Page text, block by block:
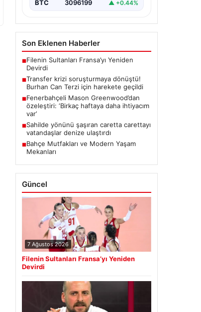
BTC 3096199 ▲ +0.44%
Son Eklenen Haberler
■Filenin Sultanları Fransa’yı Yeniden
Devirdi
■Transfer krizi soruşturmaya dönüştü!
Burhan Can Terzi için harekete geçildi
■Fenerbahçeli Mason Greenwood’dan
özeleştiri: ‘Birkaç haftaya daha ihtiyacım
var’
■Sahilde yönünü şaşıran caretta carettayı
vatandaşlar denize ulaştırdı
■Bahçe Mutfakları ve Modern Yaşam
Mekanları
Güncel
7 Ağustos 2026
Filenin Sultanları Fransa’yı Yeniden
Devirdi